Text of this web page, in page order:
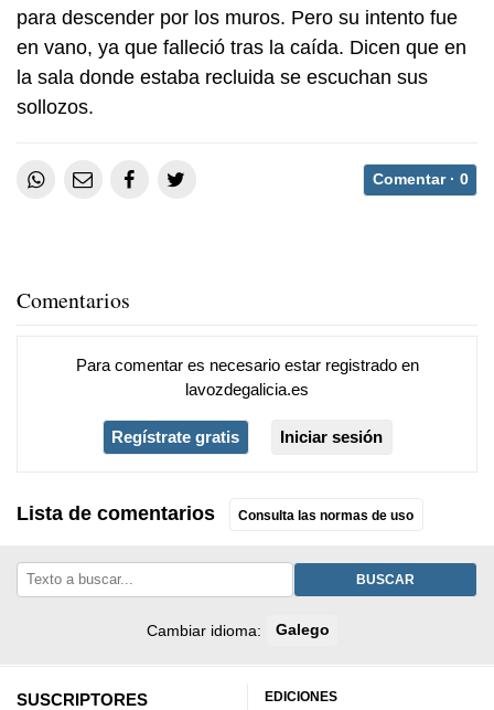
para descender por los muros. Pero su intento fue
en vano, ya que falleció tras la caída. Dicen que en
la sala donde estaba recluida se escuchan sus
sollozos.
Comentar · 0
Comentarios
Para comentar es necesario estar registradoen
lavozdegalicia.es
Regístrate gratis Iniciar sesión
Lista de comentarios Consulta las normas de uso
BUSCAR
Cambiar idioma: Galego
SUSCRIPTORES
EDICIONES